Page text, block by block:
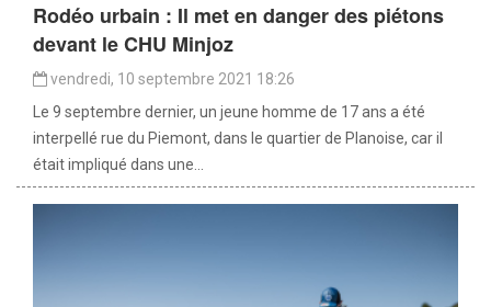
Rodéo urbain : Il met en danger des piétons
devant le CHU Minjoz
vendredi, 10 septembre 2021 18:26
Le 9 septembre dernier, un jeune homme de 17 ans a été
interpellé rue du Piemont, dans le quartier de Planoise, car il
était impliqué dans une...